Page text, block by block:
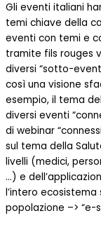
Gli eventi italiani
temi chiave della
eventi con temi e
tramite fils rouges
diversi “sotto-
così una visione
esempio, il tema
diversi eventi
di webinar
sul tema della
livelli (medici,
…) e
l’intero ecosistema
popolazione –> “e-